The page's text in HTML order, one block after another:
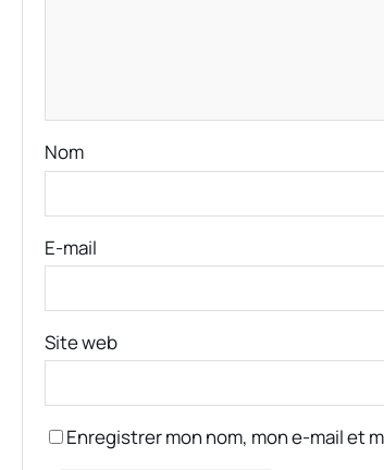
Nom
E-mail
Site web
Enregistrer mon nom, mon e-mail et